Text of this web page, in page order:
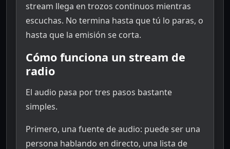
stream llega en trozos continuos mientras
escuchas. No termina hasta que tú lo paras, o
hasta que la emisión se corta.
Cómo funciona un stream de
radio
El audio pasa por tres pasos bastante
simples.
Primero, una fuente de audio: puede ser una
persona hablando en directo, una lista de